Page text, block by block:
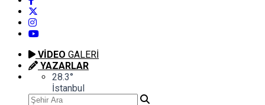
VİDEO GALERİ
YAZARLAR
28.3°
İstanbul